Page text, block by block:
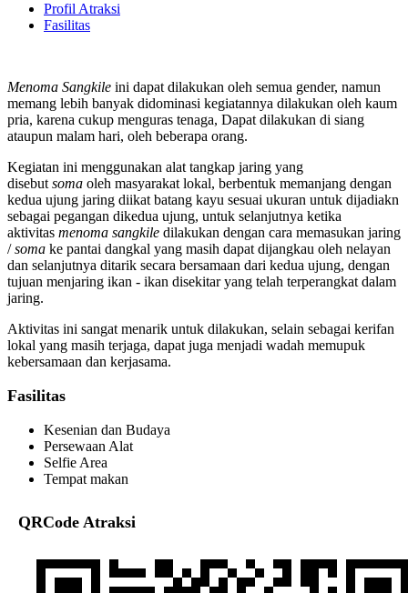
Profil Atraksi
Fasilitas
Menoma Sangkile ini dapat dilakukan oleh semua gender, namun
memang lebih banyak didominasi kegiatannya dilakukan oleh kaum
pria, karena cukup menguras tenaga, Dapat dilakukan di siang
ataupun malam hari, oleh beberapa orang.
Kegiatan ini menggunakan alat tangkap jaring yang
disebut soma oleh masyarakat lokal, berbentuk memanjang dengan
kedua ujung jaring diikat batang kayu sesuai ukuran untuk dijadiakn
sebagai pegangan dikedua ujung, untuk selanjutnya ketika
aktivitas menoma sangkile dilakukan dengan cara memasukan jaring
/soma ke pantai dangkal yang masih dapat dijangkau oleh nelayan
dan selanjutnya ditarik secara bersamaan dari kedua ujung, dengan
tujuan menjaring ikan - ikan disekitar yang telah terperangkat dalam
jaring.
Aktivitas ini sangat menarik untuk dilakukan, selain sebagai kerifan
lokal yang masih terjaga, dapat juga menjadi wadah memupuk
kebersamaan dan kerjasama.
Fasilitas
Kesenian dan Budaya
Persewaan Alat
Selfie Area
Tempat makan
QRCode Atraksi